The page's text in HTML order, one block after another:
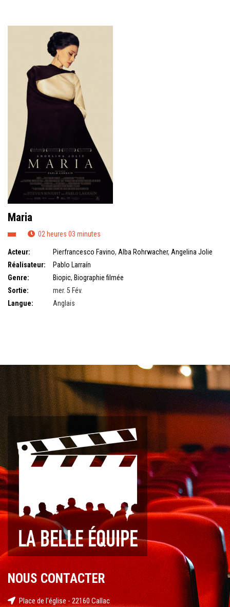
Maria
02 heures 03 minutes
Acteur: Pierfrancesco Favino, Alba Rohrwacher, Angelina Jolie
Réalisateur:
Pablo Larraín
Genre:
Biopic, Biographie filmée
Sortie:
mer. 5 Fév.
Langue:
Anglais
NOUS CONTACTER
Place de l'église - 22160 Callac